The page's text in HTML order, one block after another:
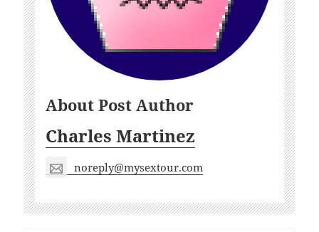
About Post Author
Charles Martinez
noreply@mysextour.com